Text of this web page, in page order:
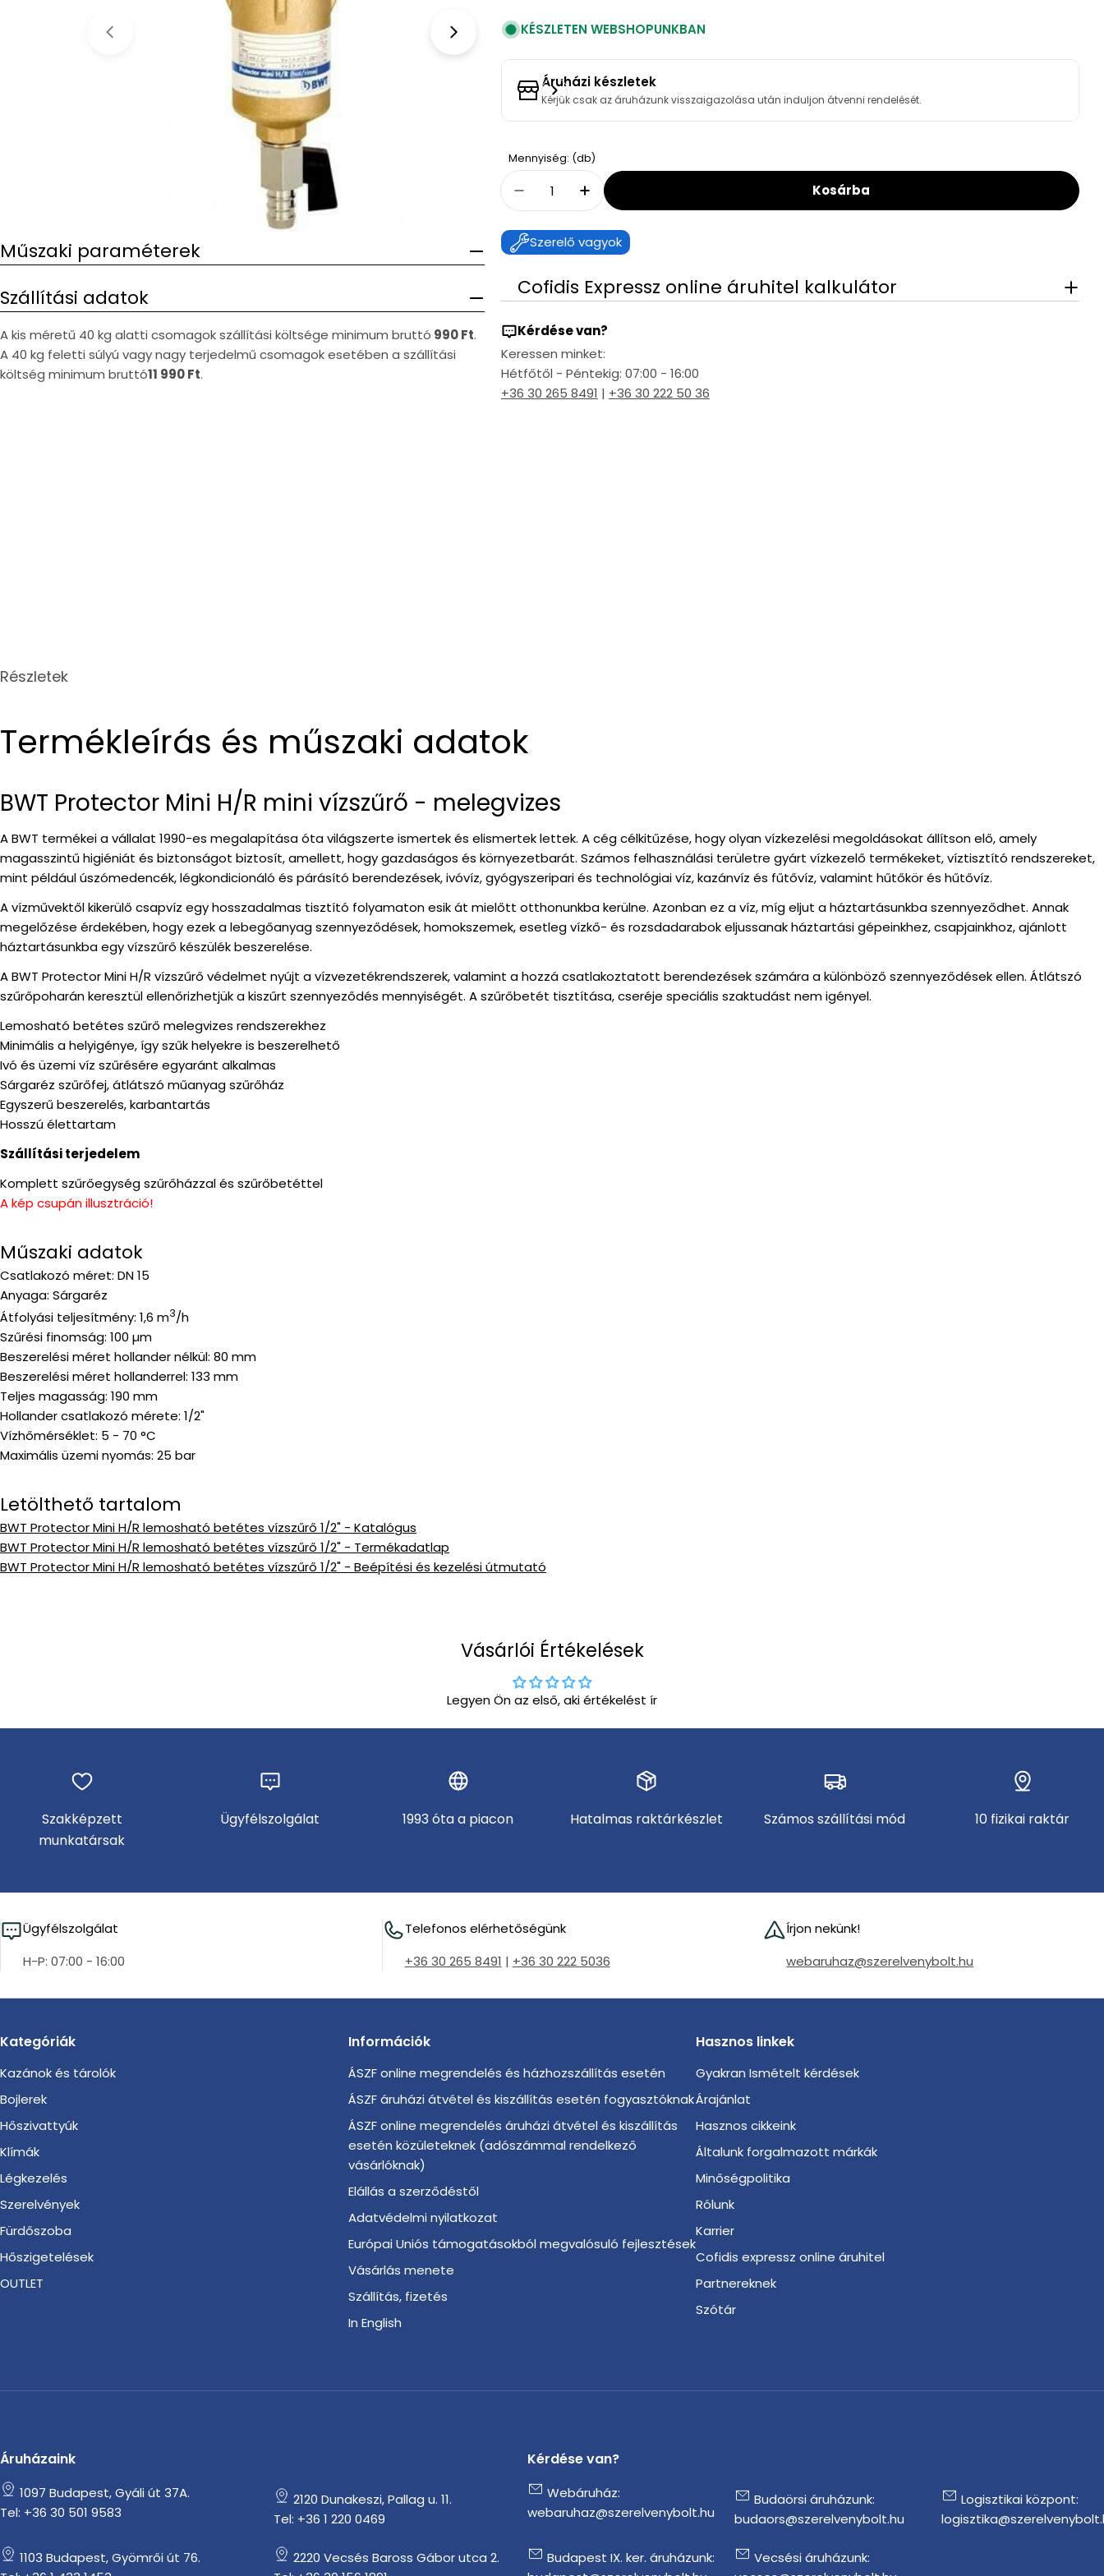
Open media 0 in modal Open media 1 in modal
Műszaki paraméterek
Szállítási adatok
A kis méretű 40 kg alatti csomagok szállítási költsége minimum bruttó 990 Ft.
A 40 kg feletti súlyú vagy nagy terjedelmű csomagok esetében a szállítási
költség minimum bruttó11 990 Ft.
KÉSZLETEN WEBSHOPUNKBAN
Áruházi készletek
Kérjük csak az áruházunk visszaigazolása után induljon átvenni rendelését.
Mennyiség: (db)
Decrease Quantity For BWT Protector Mini H/R 1/2&quot; Réz Szűrő Mini
Increase Quantity For BWT Protector Mini H/R 1/2&quot; Réz
Kosárba
Szerelő vagyok
Cofidis Expressz online áruhitel kalkulátor
Kérdése van?
Keressen minket:
Hétfőtől - Péntekig: 07:00 - 16:00
+36 30 265 8491 | +36 30 222 50 36
Részletek
Termékleírás és műszaki adatok
BWT Protector Mini H/R mini vízszűrő - melegvizes
A BWT termékei a vállalat 1990-es megalapítása óta világszerte ismertek és elismertek lettek. A cég célkitűzése, hogy olyan vízkezelési megoldásokat állítson elő, amely
magasszintű higiéniát és biztonságot biztosít, amellett, hogy gazdaságos és környezetbarát. Számos felhasználási területre gyárt vízkezelő termékeket, víztisztító rendszereket,
mint például úszómedencék, légkondicionáló és párásító berendezések, ivóvíz, gyógyszeripari és technológiai víz, kazánvíz és fűtővíz, valamint hűtőkör és hűtővíz.
A vízművektől kikerülő csapvíz egy hosszadalmas tisztító folyamaton esik át mielőtt otthonunkba kerülne. Azonban ez a víz, míg eljut a háztartásunkba szennyeződhet. Annak
megelőzése érdekében, hogy ezek a lebegőanyag szennyeződések, homokszemek, esetleg vízkő- és rozsdadarabok eljussanak háztartási gépeinkhez, csapjainkhoz, ajánlott
háztartásunkba egy vízszűrő készülék beszerelése.
A BWT Protector Mini H/R vízszűrő védelmet nyújt a vízvezetékrendszerek, valamint a hozzá csatlakoztatott berendezések számára a különböző szennyeződések ellen. Átlátszó
szűrőpoharán keresztül ellenőrizhetjük a kiszűrt szennyeződés mennyiségét. A szűrőbetét tisztítása, cseréje speciális szaktudást nem igényel.
Lemosható betétes szűrő melegvizes rendszerekhez
Minimális a helyigénye, így szűk helyekre is beszerelhető
Ivó és üzemi víz szűrésére egyaránt alkalmas
Sárgaréz szűrőfej, átlátszó műanyag szűrőház
Egyszerű beszerelés, karbantartás
Hosszú élettartam
Szállítási terjedelem
Komplett szűrőegység szűrőházzal és szűrőbetéttel
A kép csupán illusztráció!
Műszaki adatok
Csatlakozó méret: DN 15
Anyaga: Sárgaréz
Átfolyási teljesítmény: 1,6 m3/h
Szűrési finomság: 100 µm
Beszerelési méret hollander nélkül: 80 mm
Beszerelési méret hollanderrel: 133 mm
Teljes magasság: 190 mm
Hollander csatlakozó mérete: 1/2"
Vízhőmérséklet: 5 - 70 °C
Maximális üzemi nyomás: 25 bar
Letölthető tartalom
BWT Protector Mini H/R lemosható betétes vízszűrő 1/2" - Katalógus
BWT Protector Mini H/R lemosható betétes vízszűrő 1/2" - Termékadatlap
BWT Protector Mini H/R lemosható betétes vízszűrő 1/2" - Beépítési és kezelési útmutató
Vásárlói Értékelések
Legyen Ön az első, aki értékelést ír
Szakképzett
munkatársak
Ügyfélszolgálat 1993 óta a piacon Hatalmas raktárkészlet Számos szállítási mód 10 fizikai raktár
Ügyfélszolgálat
H-P: 07:00 - 16:00
Telefonos elérhetőségünk
+36 30 265 8491 | +36 30 222 5036
Írjon nekünk!
webaruhaz@szerelvenybolt.hu
Kategóriák
Kazánok és tárolók
Bojlerek
Hőszivattyúk
Klímák
Légkezelés
Szerelvények
Fürdőszoba
Hőszigetelések
OUTLET
Információk
ÁSZF online megrendelés és házhozszállítás esetén
ÁSZF áruházi átvétel és kiszállítás esetén fogyasztóknak
ÁSZF online megrendelés áruházi átvétel és kiszállítás
esetén közületeknek (adószámmal rendelkező
vásárlóknak)
Elállás a szerződéstől
Adatvédelmi nyilatkozat
Európai Uniós támogatásokból megvalósuló fejlesztések
Vásárlás menete
Szállítás, fizetés
In English
Hasznos linkek
Gyakran Ismételt kérdések
Árajánlat
Hasznos cikkeink
Általunk forgalmazott márkák
Minőségpolitika
Rólunk
Karrier
Cofidis expressz online áruhitel
Partnereknek
Szótár
Áruházaink
1097 Budapest, Gyáli út 37A.
Tel: +36 30 501 9583
1103 Budapest, Gyömrői út 76.
2120 Dunakeszi, Pallag u. 11.
Tel: +36 1 220 0469
2220 Vecsés Baross Gábor utca 2.
Kérdése van?
Webáruház:
webaruhaz@szerelvenybolt.hu
Budapest IX. ker. áruházunk:
Budaörsi áruházunk:
budaors@szerelvenybolt.hu
Vecsési áruházunk:
Logisztikai központ: